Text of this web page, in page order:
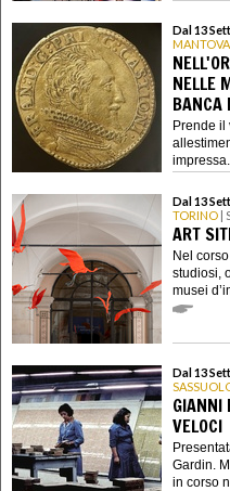
Dal 13
MANTOVA
NELLE
BANCA
Prende il
impressa.
Dal 13
TORINO |
ART
Nel
studiosi,
musei
Dal 13
GIANNI
VELOCI
Gardin.
in corso